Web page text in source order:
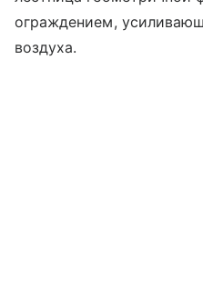
ограждением,
воздуха.